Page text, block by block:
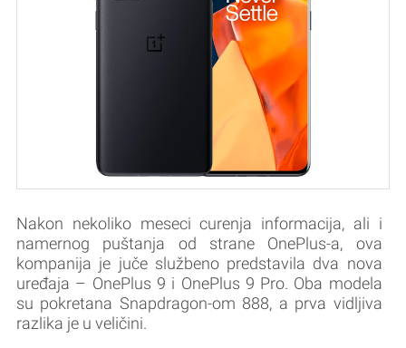
Nakon nekoliko meseci curenja informacija, ali i
namernog puštanja od strane OnePlus-a, ova
kompanija je juče službeno predstavila dva nova
uređaja – OnePlus 9 i OnePlus 9 Pro. Oba modela
su pokretana Snapdragon-om 888, a prva vidljiva
razlika je u veličini.